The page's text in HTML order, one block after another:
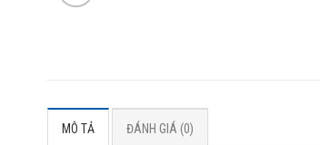
MÔ TẢ ĐÁNH GIÁ (0)